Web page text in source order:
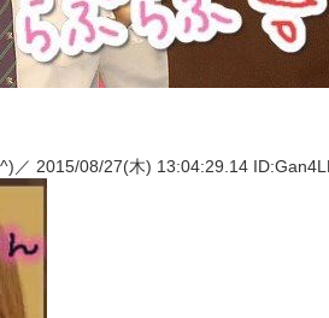
／ 2015/08/27(木) 13:04:29.14